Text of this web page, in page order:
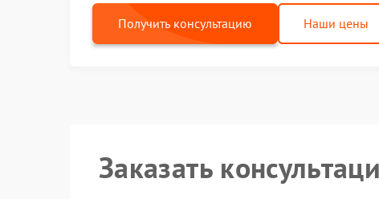
Получить консультацию Наши цены
Заказать